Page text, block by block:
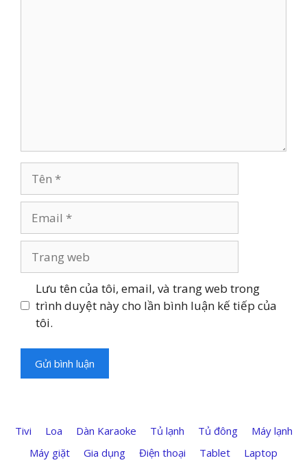
web
Lưu tên của tôi, email, và trang web trong
trình duyệt này cho lần bình luận kế tiếp của
tôi.
Tivi Loa Dàn Karaoke Tủ lạnh Tủ đông
Máy lạnh
Máy giặt
Gia dụng Điện thoại Tablet
Laptop